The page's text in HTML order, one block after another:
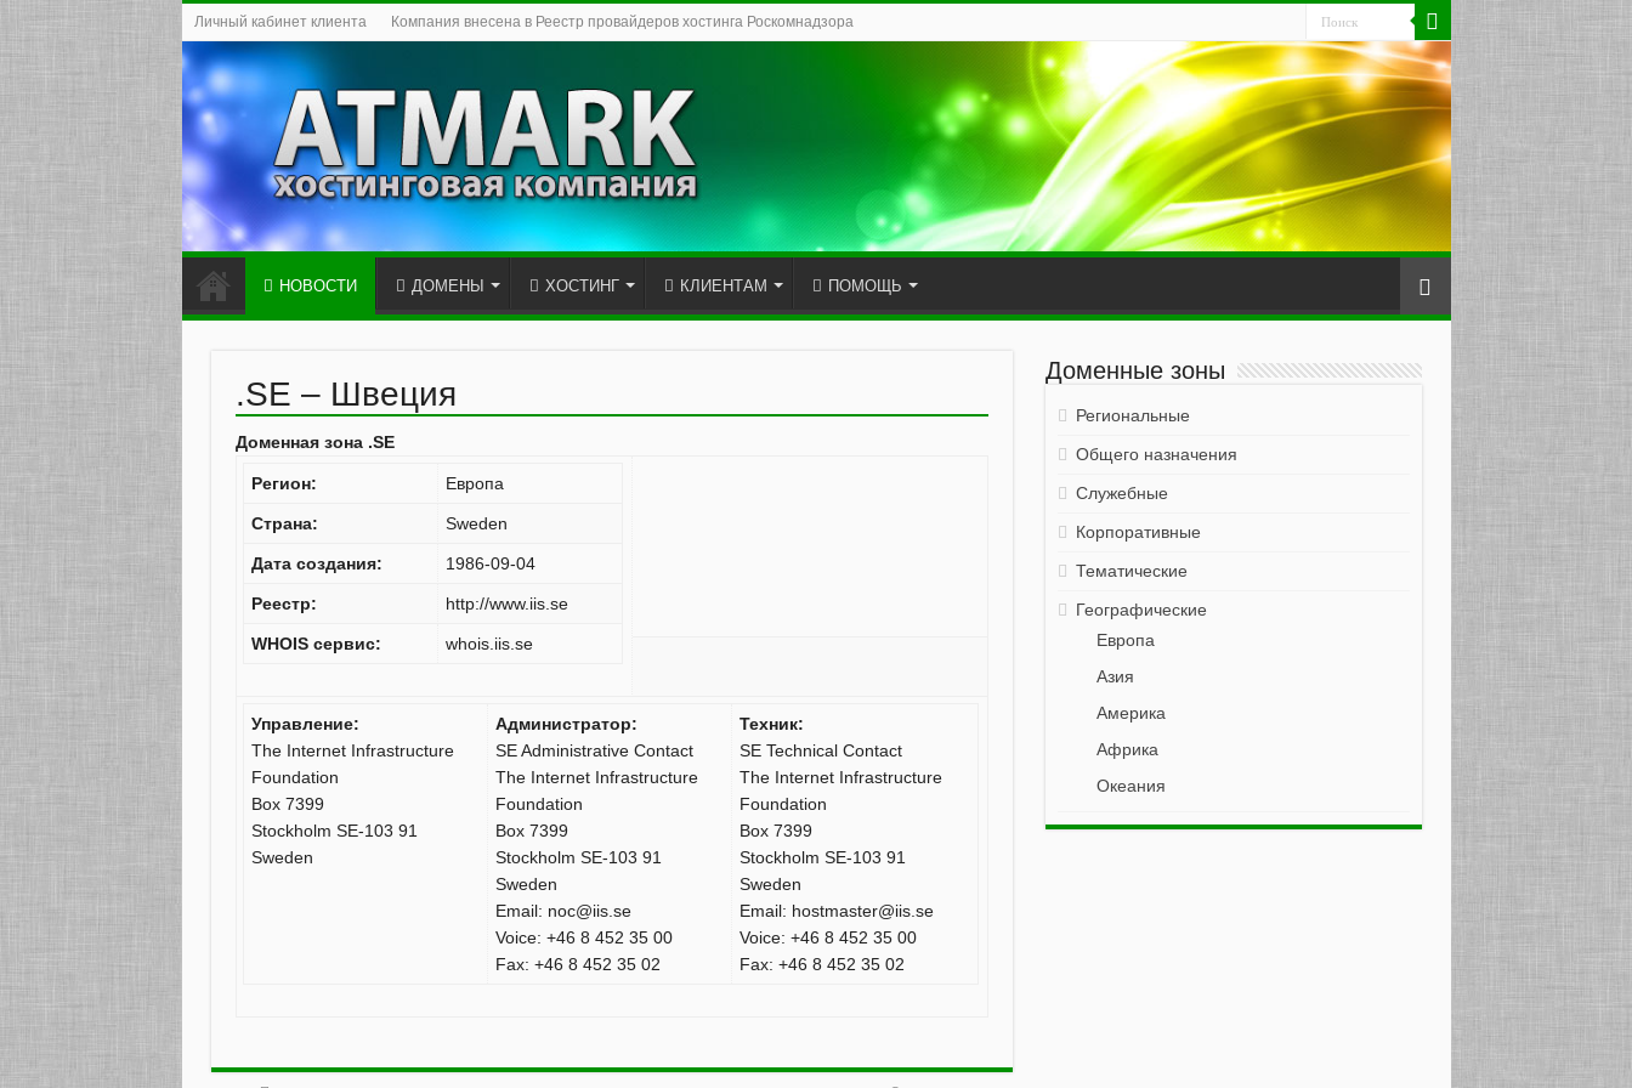
Личный кабинет клиента Компания внесена в Реестр провайдеров хостинга Роскомнадзора
НОВОСТИ ДОМЕНЫ ХОСТИНГ КЛИЕНТАМ ПОМОЩЬ
.SE – Швеция
Доменная зона .SE
Регион: Европа
Страна: Sweden
Дата создания: 1986-09-04
Реестр: http://www.iis.se
WHOIS сервис: whois.iis.se
Управление:
The Internet Infrastructure
Foundation
Box 7399
Stockholm SE-103 91
Sweden
Администратор:
SE Administrative Contact
The Internet Infrastructure
Foundation
Box 7399
Stockholm SE-103 91
Sweden
Email: noc@iis.se
Voice: +46 8 452 35 00
Fax: +46 8 452 35 02
Техник:
SE Technical Contact
The Internet Infrastructure
Foundation
Box 7399
Stockholm SE-103 91
Sweden
Email: hostmaster@iis.se
Voice: +46 8 452 35 00
Fax: +46 8 452 35 02
Доменные зоны
Региональные
Общего назначения
Служебные
Корпоративные
Тематические
Географические
Европа
Азия
Америка
Африка
Океания